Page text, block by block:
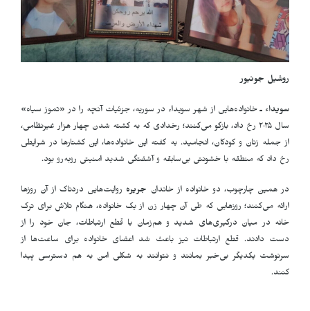
روشيل جونيور
سويداء ـ خانواده‌هایی از شهر سویداء در سوریه، جزئیات آنچه را در «تموز سیاه»
سال ۲۰۲۵ رخ داد، بازگو می‌کنند؛ رخدادی که به کشته شدن چهار هزار غیرنظامی،
از جمله زنان و کودکان، انجامید. به گفته این خانواده‌ها، این کشتارها در شرایطی
رخ داد که منطقه با خشونتی بی‌سابقه و آشفتگی شدید امنیتی روبه‌رو بود.
در همین چارچوب، دو خانواده از خاندان جریره روایت‌هایی دردناک از آن روزها
ارائه می‌کنند؛ روزهایی که طی آن چهار زن از یک خانواده، هنگام تلاش برای ترک
خانه در میان درگیری‌های شدید و هم‌زمان با قطع ارتباطات، جان خود را از
دست دادند. قطع ارتباطات نیز باعث شد اعضای خانواده برای ساعت‌ها از
سرنوشت یکدیگر بی‌خبر بمانند و نتوانند به شکلی امن به هم دسترسی پیدا
کنند.